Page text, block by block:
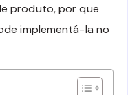
produto, por que
implementá-la no